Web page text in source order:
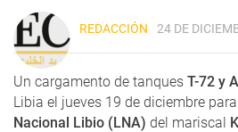
REDACCIÓN 24 DE
Un cargamento de tanques T-72 y
Libia el jueves 19 de diciembre
Nacional Libio (LNA) del mariscal